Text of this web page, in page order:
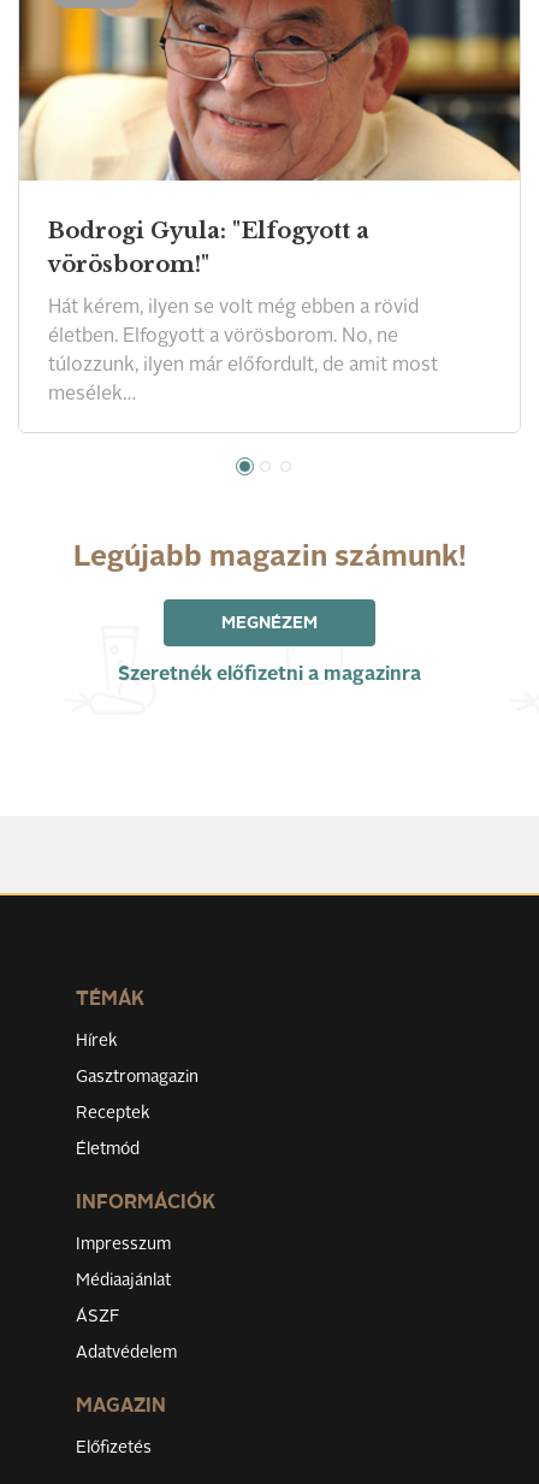
Bodrogi Gyula: "Elfogyott a
vörösborom!"
Hát kérem, ilyen se volt még ebben a rövid
életben. Elfogyott a vörösborom. No, ne
túlozzunk, ilyen már előfordult, de amit most
mesélek…
Legújabb magazin számunk!
MEGNÉZEM
Szeretnék előfizetni a magazinra
TÉMÁK
Hírek
Gasztromagazin
Receptek
Életmód
INFORMÁCIÓK
Impresszum
Médiaajánlat
ÁSZF
Adatvédelem
MAGAZIN
Előfizetés